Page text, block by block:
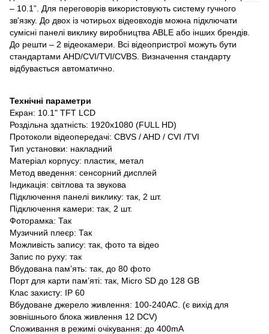
– 10.1”. Для переговорів використовують систему гучного
зв'язку. До двох із чотирьох відеовходів можна підключати
сумісні панелі виклику виробництва ABLE або інших брендів.
До решти – 2 відеокамери. Всі відеопристрої можуть бути
стандартами AHD/CVI/TVI/CVBS. Визначення стандарту
відбувається автоматично.
Технічні параметри
Екран: 10.1" TFT LCD
Роздільна здатність: 1920x1080 (FULL HD)
Протоколи відеопередачі: CBVS / AHD / CVI /TVI
Тип установки: накладний
Матеріал корпусу: пластик, метал
Метод введення: сенсорний дисплей
Індикація: світлова та звукова
Підключення панелі виклику: так, 2 шт.
Підключення камери: так, 2 шт.
Фоторамка: Так
Музичний плеєр: Так
Можливість запису: так, фото та відео
Запис по руху: так
Вбудована пам’ять: так, до 80 фото
Порт для карти пам’яті: так, Micro SD до 128 GB
Клас захисту: ІР 60
Вбудоване джерело живлення: 100-240AC. (є вихід для
зовнішнього блока живлення 12 DCV)
Споживання в режимі очікування: до 400mA